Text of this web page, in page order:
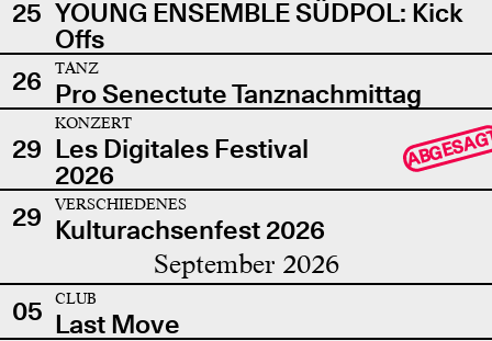
25 YOUNG ENSEMBLE SÜDPOL: Kick
Offs
26
TANZ
Pro Senectute Tanznachmittag
29
KONZERT
Les Digitales Festival
2026
29 VERSCHIEDENES
Kulturachsenfest 2026
September 2026
05 CLUB
Last Move